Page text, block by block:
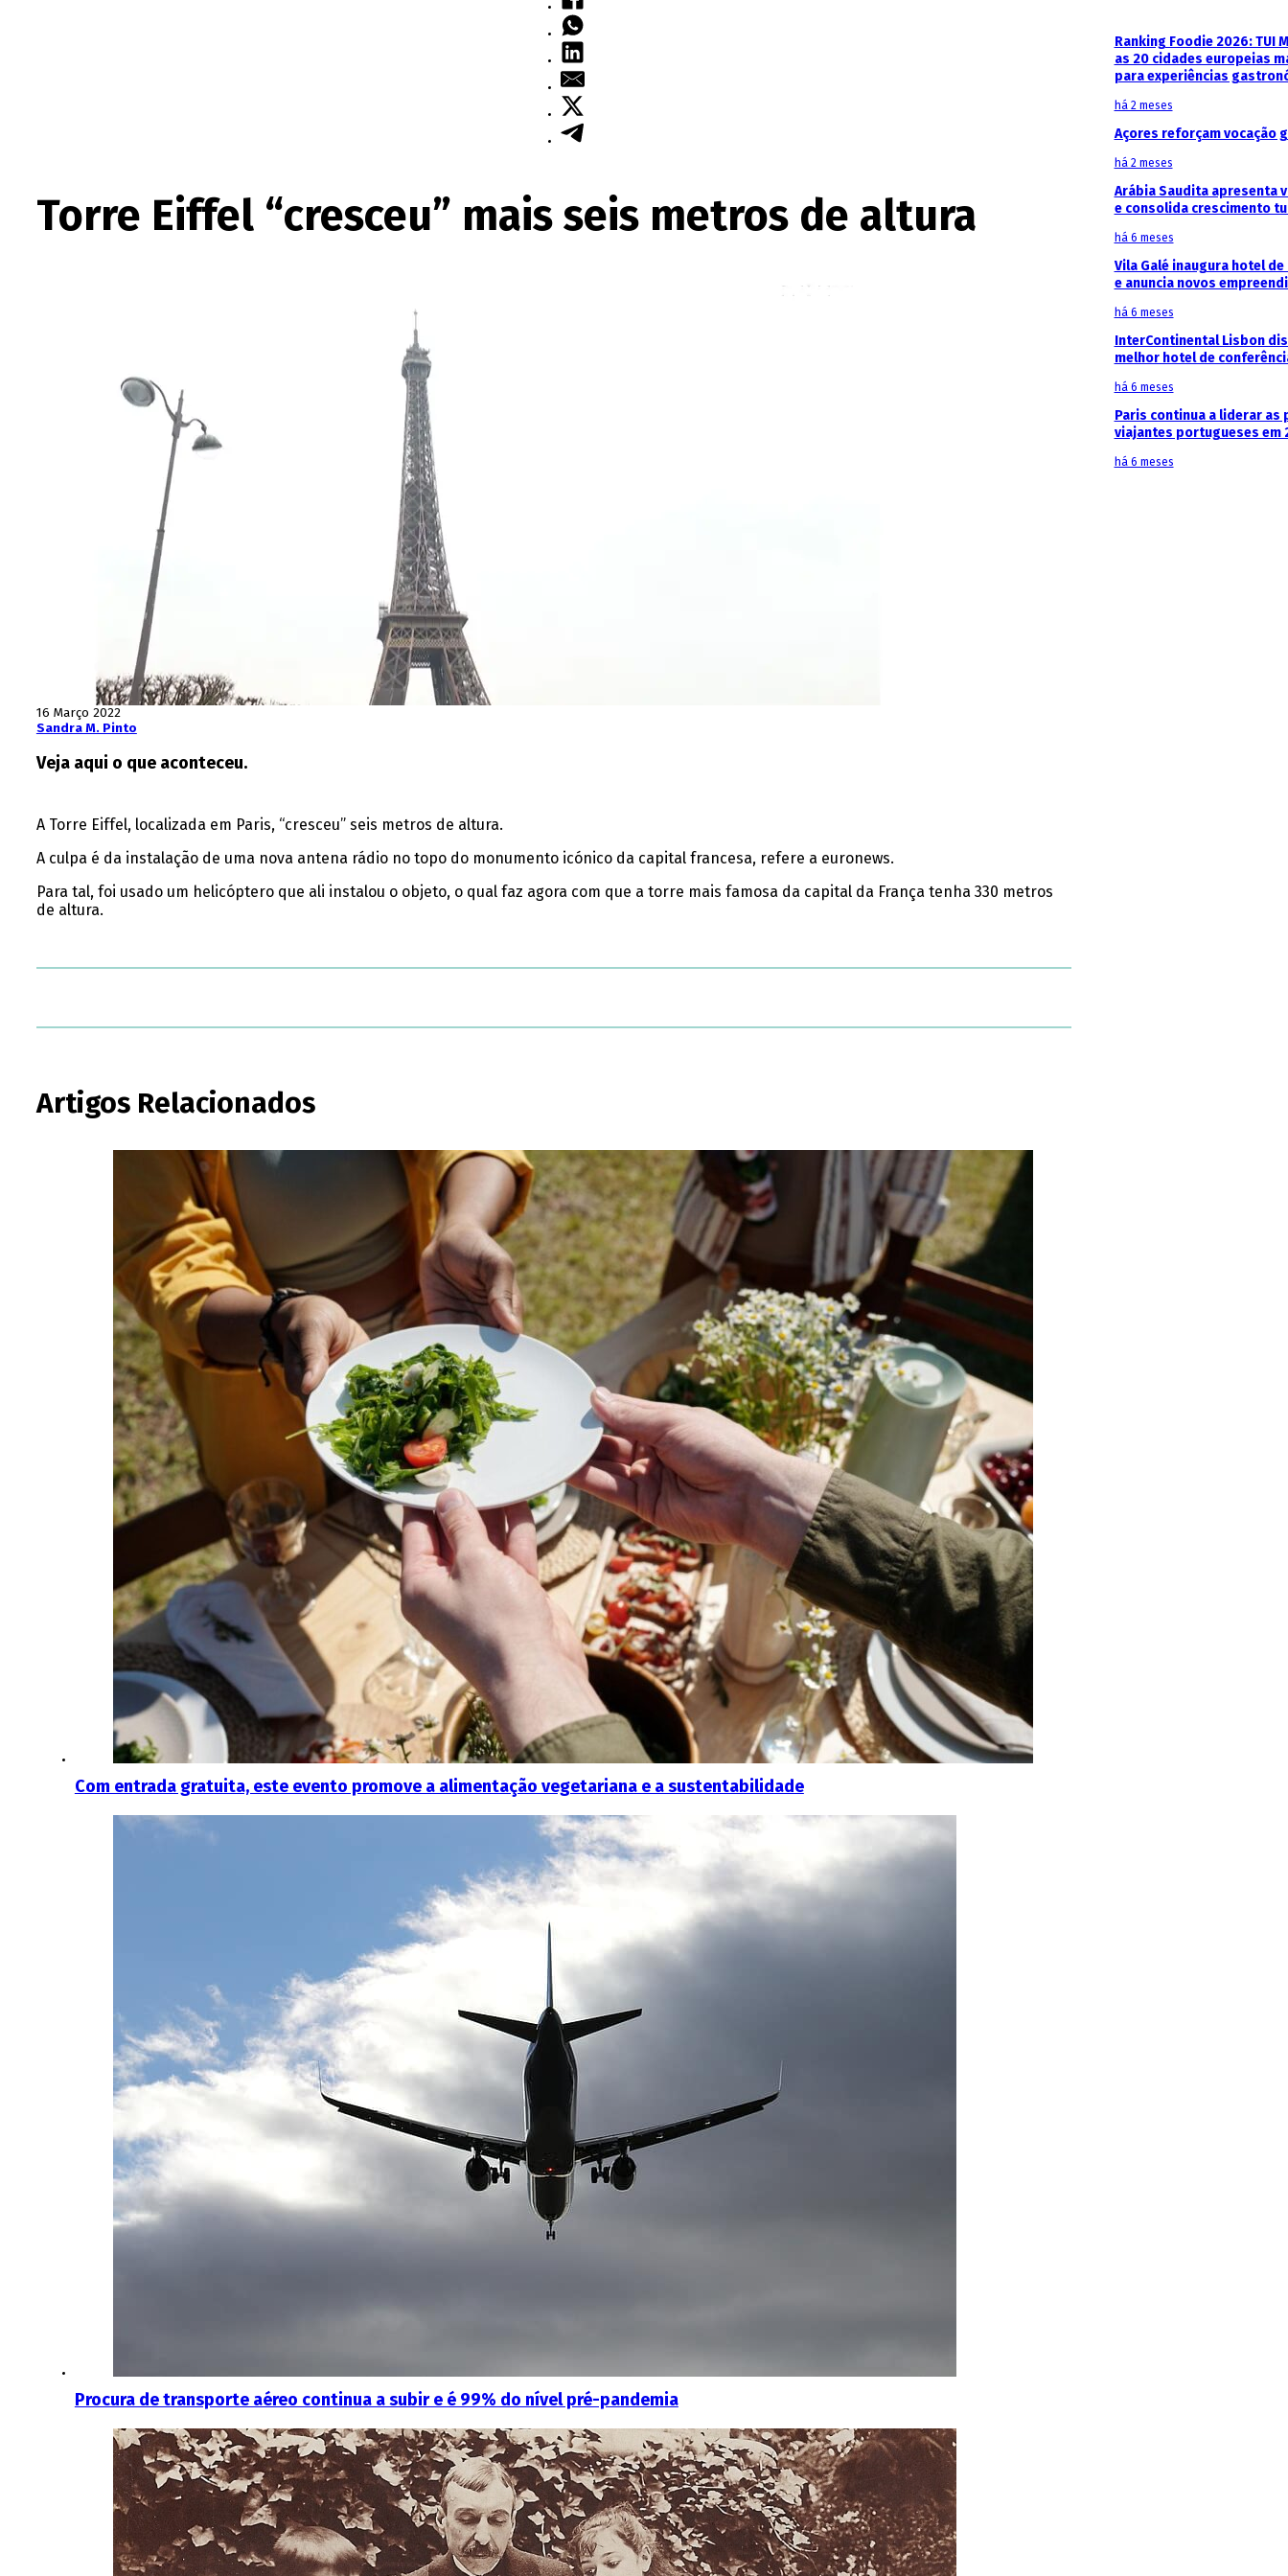
Torre Eiffel “cresceu” mais seis metros de altura
16 Março 2022
Sandra M. Pinto
Veja aqui o que aconteceu.
A Torre Eiffel, localizada em Paris, “cresceu” seis metros de altura.
A culpa é da instalação de uma nova antena rádio no topo do monumento icónico da capital francesa, refere a euronews.
Para tal, foi usado um helicóptero que ali instalou o objeto, o qual faz agora com que a torre mais famosa da capital da França tenha 330 metros
de altura.
Artigos Relacionados
Com entrada gratuita, este evento promove a alimentação vegetariana e a sustentabilidade
Procura de transporte aéreo continua a subir e é 99% do nível pré-pandemia
Ranking Foodie 2026: TUI
as 20 cidades europeias
para experiências
há 2 meses
Açores reforçam vocação
há 2 meses
Arábia Saudita apresenta
e consolida crescimento
há 6 meses
Vila Galé inaugura hotel de
e anuncia novos
há 6 meses
InterContinental Lisbon
melhor hotel de
há 6 meses
Paris continua a liderar as
viajantes portugueses em
há 6 meses